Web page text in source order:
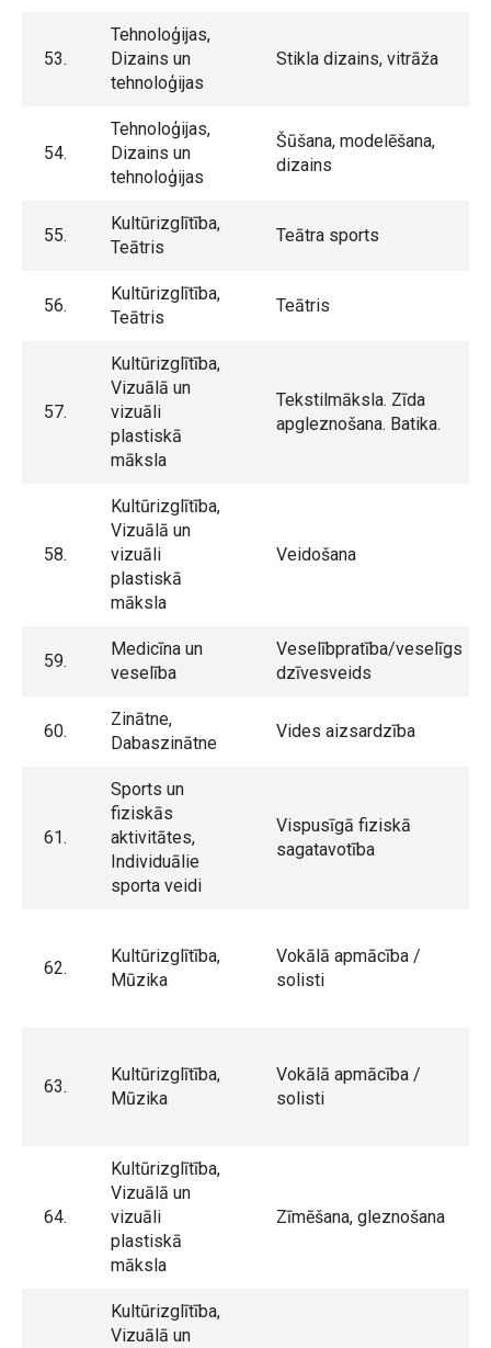
53.
Tehnoloģijas,
Dizains un
tehnoloģijas
Stikla dizains, vitrāža
54.
Tehnoloģijas,
Dizains un
tehnoloģijas
Šūšana, modelēšana,
dizains
55.
Kultūrizglītība,
Teātris
Teātra sports
56.
Kultūrizglītība,
Teātris
Teātris
57.
Kultūrizglītība,
Vizuālā un
vizuāli
plastiskā
māksla
Tekstilmāksla. Zīda
apgleznošana. Batika.
58.
Kultūrizglītība,
Vizuālā un
vizuāli
plastiskā
māksla
Veidošana
59.
Medicīna un
veselība
Veselībpratība/veselīgs
dzīvesveids
60.
Zinātne,
Dabaszinātne
Vides aizsardzība
61.
Sports un
fiziskās
aktivitātes,
Individuālie
sporta veidi
Vispusīgā fiziskā
sagatavotība
62.
Kultūrizglītība,
Mūzika
Vokālā apmācība /
solisti
63.
Kultūrizglītība,
Mūzika
Vokālā apmācība /
solisti
64.
Kultūrizglītība,
Vizuālā un
vizuāli
plastiskā
māksla
Zīmēšana, gleznošana
Kultūrizglītība,
Vizuālā un